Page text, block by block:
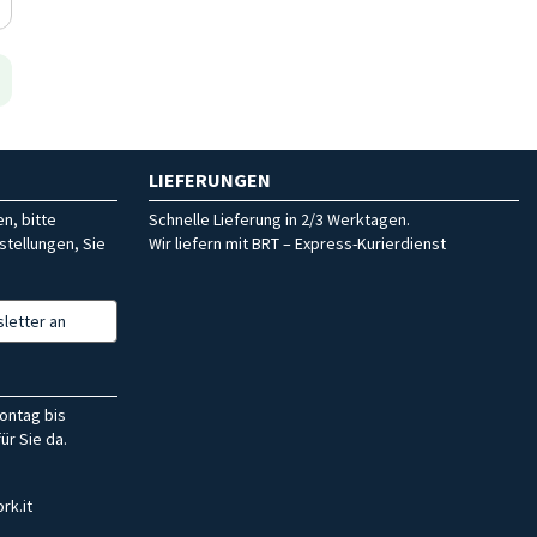
bitte
Sie
an
LIEFERUNGEN
Schnelle Lieferung in 2/3 Werktagen.
Wir liefern mit BRT – Express-Kurierdienst
bis
Sie da.